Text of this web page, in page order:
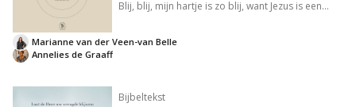
Blij, blij, mijn hartje is zo blij, want Jezus is een
Annelies de Graaff
Marianne van der Veen-van Belle
Bijbeltekst